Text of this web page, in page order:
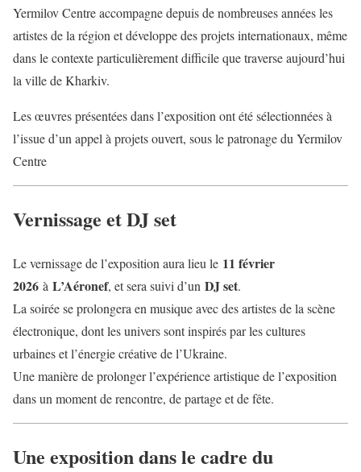
Yermilov Centre accompagne depuis de nombreuses années les
artistes de la région et développe des projets internationaux, même
dans le contexte particulièrement difficile que traverse aujourd’hui
la ville de Kharkiv.
Les œuvres présentées dans l’exposition ont été sélectionnées à
l’issue d’un appel à projets ouvert, sous le patronage du Yermilov
Centre
Vernissage et DJ set
Le vernissage de l’exposition aura lieu le 11 février
2026 à L’Aéronef, et sera suivi d’un DJ set.
La soirée se prolongera en musique avec des artistes de la scène
électronique, dont les univers sont inspirés par les cultures
urbaines et l’énergie créative de l’Ukraine.
Une manière de prolonger l’expérience artistique de l’exposition
dans un moment de rencontre, de partage et de fête.
Une exposition dans le cadre du